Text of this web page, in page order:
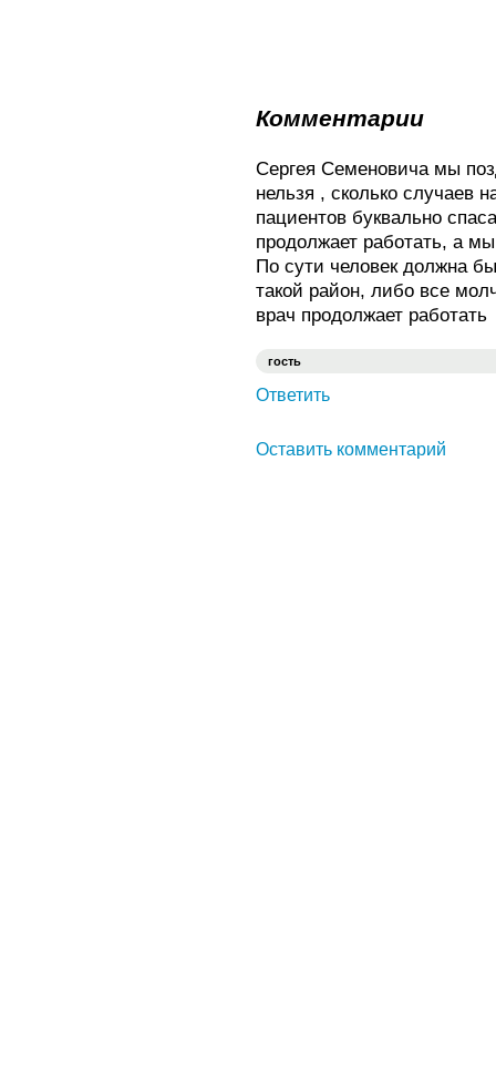
Комментарии
Сергея Семеновича мы
нельзя , сколько случаев
пациентов буквально
продолжает работать, а
По сути человек должна
такой район, либо все
врач продолжает работать
гость
Ответить
Оставить комментарий